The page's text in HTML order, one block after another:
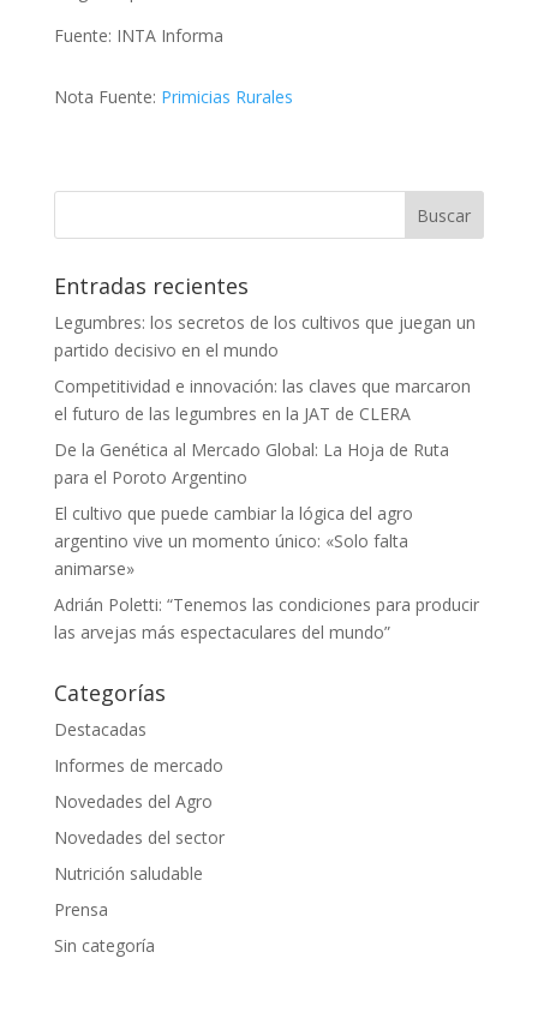
Fuente: INTA Informa
Nota Fuente: Primicias Rurales
Entradas recientes
Legumbres: los secretos de los cultivos que juegan un
partido decisivo en el mundo
Competitividad e innovación: las claves que marcaron
el futuro de las legumbres en la JAT de CLERA
De la Genética al Mercado Global: La Hoja de Ruta
para el Poroto Argentino
El cultivo que puede cambiar la lógica del agro
argentino vive un momento único: «Solo falta
animarse»
Adrián Poletti: “Tenemos las condiciones para producir
las arvejas más espectaculares del mundo”
Categorías
Destacadas
Informes de mercado
Novedades del Agro
Novedades del sector
Nutrición saludable
Prensa
Sin categoría